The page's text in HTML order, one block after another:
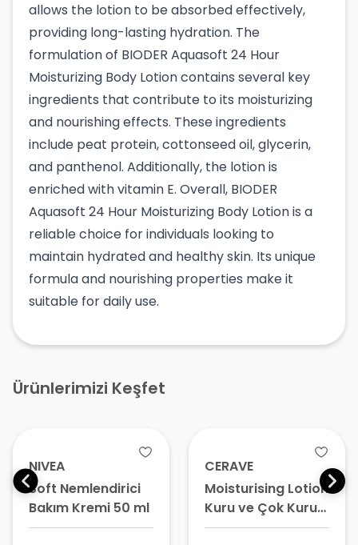
allows the lotion to be absorbed effectively,
providing long-lasting hydration. The
formulation of BIODER Aquasoft 24 Hour
Moisturizing Body Lotion contains several key
ingredients that contribute to its moisturizing
and nourishing effects. These ingredients
include peat protein, cottonseed oil, glycerin,
and panthenol. Additionally, the lotion is
enriched with vitamin E. Overall, BIODER
Aquasoft 24 Hour Moisturizing Body Lotion is a
reliable choice for individuals looking to
maintain hydrated and healthy skin. Its unique
formula and nourishing properties make it
suitable for daily use.
Ürünlerimizi Keşfet
NIVEA
Soft Nemlendirici
Bakım Kremi 50 ml
CERAVE
Moisturising Lotion
Kuru ve Çok Kuru
Ciltler için